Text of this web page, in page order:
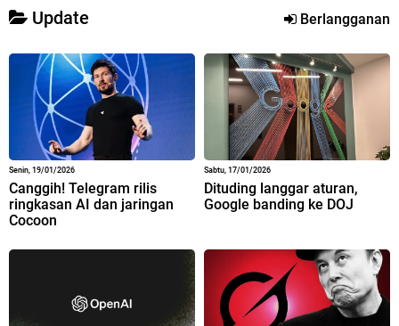
Update Berlangganan
Senin, 19/01/2026
Canggih! Telegram rilis
ringkasan AI dan jaringan
Cocoon
Sabtu, 17/01/2026
Dituding langgar aturan,
Google banding ke DOJ